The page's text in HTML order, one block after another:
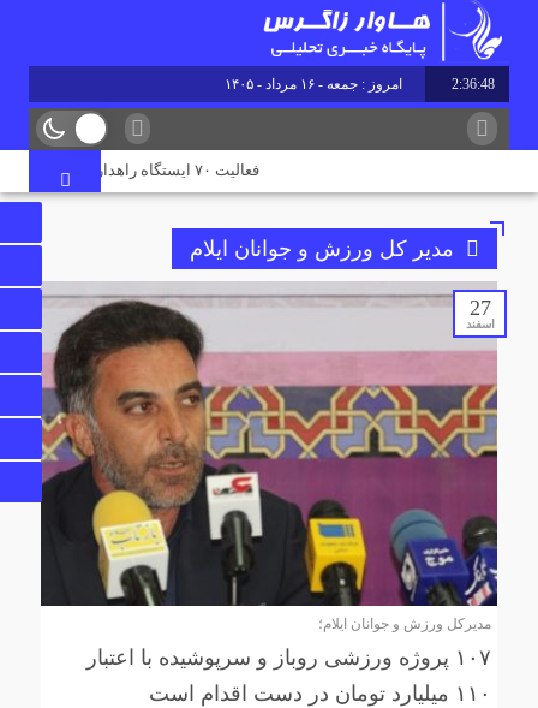
2:36:49 امروز : جمعه - ۱۶ مرداد - ۱۴۰۵
فعالیت ۷۰ ایستگاه راهداری در جاده‌های ایلام همزمان با تردد زائران اربعین
مدیر کل ورزش و جوانان ایلام
27
اسفند
مدیرکل ورزش و جوانان ایلام؛
۱۰۷ پروژه ورزشی روباز و سرپوشیده با اعتبار
۱۱۰ میلیارد تومان در دست اقدام است